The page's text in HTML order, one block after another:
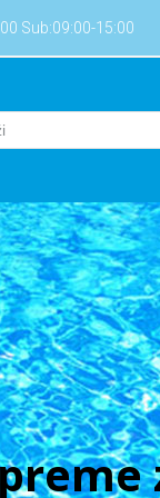
Sub:09:00-15:00